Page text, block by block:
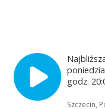
godz.
Szczecin,